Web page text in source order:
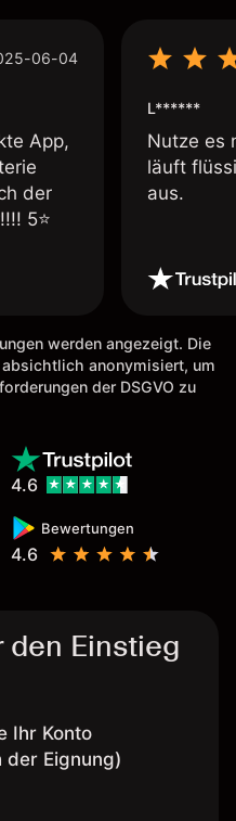
06-04
App,
der
5⭐️
L******
Nutze es
läuft
aus.
werden angezeigt. Die
anonymisiert, um
der DSGVO zu
Bewertungen
4.6
4.6
Einstieg
Ihr Konto
Eignung)